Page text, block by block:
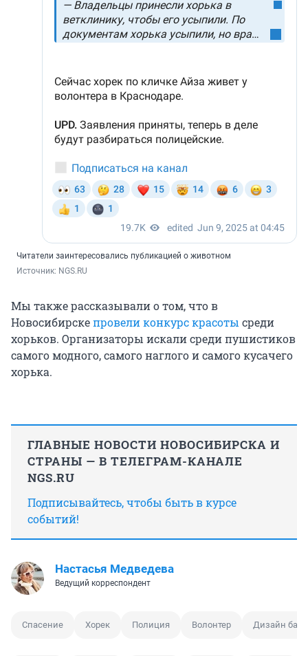
Читатели заинтересовались публикацией о животном
Источник: NGS.RU
Мы также рассказывали о том, что в
Новосибирскепровели конкурс красоты среди
хорьков. Организаторы искали среди пушистиков
самого модного, самого наглого и самого кусачего
хорька.
ГЛАВНЫЕ НОВОСТИ НОВОСИБИРСКА И
СТРАНЫ — В ТЕЛЕГРАМ-КАНАЛЕ
NGS.RU
Подписывайтесь, чтобы быть в курсе
событий!
Настасья Медведева
Ведущий корреспондент
Спасение Хорек Полиция Волонтер Дизайн